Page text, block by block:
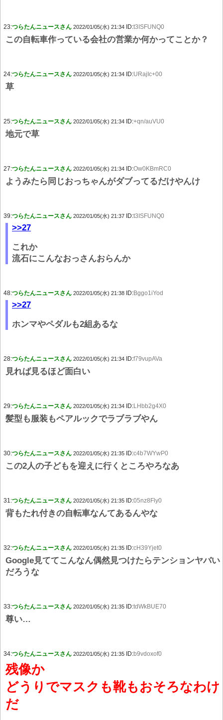
23:つらたんニュースさん 2022/01/05(水) 21:34 ID:t3ISFUNQ0
この自転車作っている会社の営業か何かってことか？
24:つらたんニュースさん 2022/01/05(水) 21:34 ID:URajIc+00
草
25:つらたんニュースさん 2022/01/05(水) 21:34 ID:+qn/auVU0
地元で草
27:つらたんニュースさん 2022/01/05(水) 21:34 ID:Ow0KBmRC0
ようみたら同じおっちゃんがダブってるだけやんけ
39:つらたんニュースさん 2022/01/05(水) 21:37 ID:t3ISFUNQ0
>>27
これか
流石にこんなおっさんおらんか
48:つらたんニュースさん 2022/01/05(水) 21:38 ID:Bggo1iYod
>>27
ホンマやペダルも2組あるな
28:つらたんニュースさん 2022/01/05(水) 21:34 ID:f79vupAVa
見れば見るほど面白い
29:つらたんニュースさん 2022/01/05(水) 21:34 ID:LHbb2g4X0
髪型も服装もペアルックでラブラブやん
30:つらたんニュースさん 2022/01/05(水) 21:35 ID:c4b7WYwP0
この2人の子どもを迎えに行くところやろなあ
31:つらたんニュースさん 2022/01/05(水) 21:35 ID:05nz8Fly0
背もたれ付きの自転車なんてあるんやな
32:つらたんニュースさん 2022/01/05(水) 21:35 ID:cH39Yjet0
Google見ててこんなん偶然見つけたらテンションヤバい
だろうな
33:つらたんニュースさん 2022/01/05(水) 21:35 ID:tdWkBUE70
尊い…
34:つらたんニュースさん 2022/01/05(水) 21:35 ID:b9vdoxof0
残像か
どうりでマスクも靴もおそろなわけ
だ